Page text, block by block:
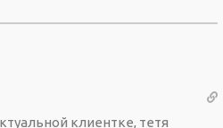
клиентке, тетя